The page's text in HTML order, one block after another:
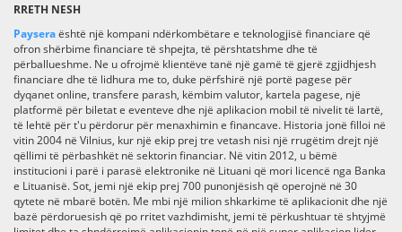
RRETH NESH
Payseraështë një kompani ndërkombëtare e teknologjisë financiare që
ofron shërbime financiare të shpejta, të përshtatshme dhe të
përballueshme. Ne u ofrojmë klientëve tanë një gamë të gjerë zgjidhjesh
financiare dhe të lidhura me to, duke përfshirë një portë pagese për
dyqanet online, transfere parash, këmbim valutor, kartela pagese, një
platformë për biletat e eventeve dhe një aplikacion mobil të nivelit të lartë,
të lehtë për t'u përdorur për menaxhimin e financave. Historia jonë filloi në
vitin 2004 në Vilnius, kur një ekip prej tre vetash nisi një rrugëtim drejt një
qëllimi të përbashkët në sektorin financiar. Në vitin 2012, u bëmë
institucioni i parë i parasë elektronike në Lituani që mori licencë nga Banka
e Lituanisë. Sot, jemi një ekip prej 700 punonjësish që operojnë në 30
qytete në mbarë botën. Me mbi një milion shkarkime të aplikacionit dhe një
bazë përdoruesish që po rritet vazhdimisht, jemi të përkushtuar të shtyjmë